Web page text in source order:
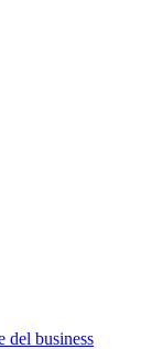
del business